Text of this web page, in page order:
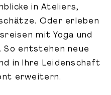
in Ateliers,
Oder erleben
mit Yoga und
So entstehen neue
in Ihre Leidenschaft
erweitern.